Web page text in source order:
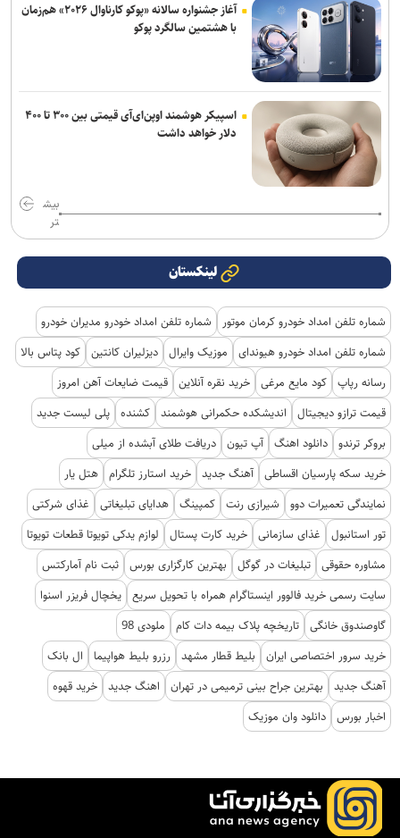
آغاز جشنواره سالانه «پوکو کارناوال ۲۰۲۶» هم‌زمان
با هشتمین سالگرد پوکو
اسپیکر هوشمند اوپن‌ای‌آی قیمتی بین ۳۰۰ تا ۴۰۰
دلار خواهد داشت
بیش
تر
لینکستان
شماره تلفن امداد خودرو کرمان موتور
شماره تلفن امداد خودرو مدیران خودرو
شماره تلفن امداد خودرو هیوندای
موزیک وایرال دیزلیران کانتین کود پتاس بالا
رسانه رپاپ کود مایع مرغی خرید نقره آنلاین قیمت ضایعات آهن امروز
قیمت ترازو دیجیتال
اندیشکده حکمرانی هوشمند کشنده پلی لیست جدید
بروکر ترندو دانلود اهنگ آپ تیون دریافت طلای آبشده از میلی
خرید سکه پارسیان اقساطی آهنگ جدید خرید استارز تلگرام هتل یار
نمایندگی تعمیرات دوو
شیرازی رنت کمپینگ هدایای تبلیغاتی
غذای شرکتی
تور استانبول
غذای سازمانی خرید کارت پستال
لوازم یدکی تویوتا قطعات تویوتا
مشاوره حقوقی تبلیغات در گوگل بهترین کارگزاری بورس ثبت نام آمارکتس
سایت رسمی خرید فالوور اینستاگرام همراه با تحویل سریع یخچال فریزر اسنوا
گاوصندوق خانگی تاریخچه پلاک بیمه دات کام
ملودی 98
خرید سرور اختصاصی ایران
بلیط قطار مشهد رزرو بلیط هواپیما
ال بانک
آهنگ جدید
بهترین جراح بینی ترمیمی در تهران اهنگ جدید خرید قهوه
اخبار بورس دانلود وان موزیک